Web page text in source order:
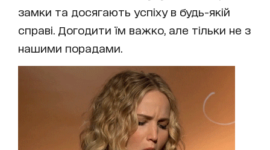
замки та досягають успіху в будь-якій
справі. Догодити їм важко, але тільки не з
нашими порадами.